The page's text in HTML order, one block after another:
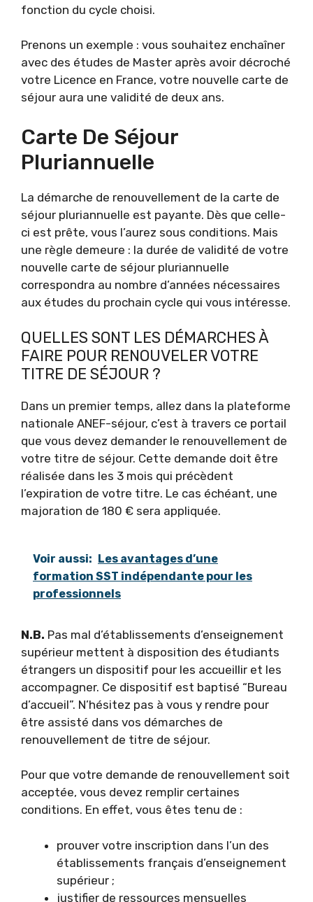
fonction du cycle choisi.
Prenons un exemple : vous souhaitez enchaîner
avec des études de Master après avoir décroché
votre Licence en France, votre nouvelle carte de
séjour aura une validité de deux ans.
Carte De Séjour
Pluriannuelle
La démarche de renouvellement de la carte de
séjour pluriannuelle est payante. Dès que celle-
ci est prête, vous l’aurez sous conditions. Mais
une règle demeure : la durée de validité de votre
nouvelle carte de séjour pluriannuelle
correspondra au nombre d’années nécessaires
aux études du prochain cycle qui vous intéresse.
QUELLES SONT LES DÉMARCHES À
FAIRE POUR RENOUVELER VOTRE
TITRE DE SÉJOUR ?
Dans un premier temps, allez dans la plateforme
nationale ANEF-séjour, c’est à travers ce portail
que vous devez demander le renouvellement de
votre titre de séjour. Cette demande doit être
réalisée dans les 3 mois qui précèdent
l’expiration de votre titre. Le cas échéant, une
majoration de 180 € sera appliquée.
Voir aussi: Les avantages d’une
formation SST indépendante pour les
professionnels
N.B. Pas mal d’établissements d’enseignement
supérieur mettent à disposition des étudiants
étrangers un dispositif pour les accueillir et les
accompagner. Ce dispositif est baptisé “Bureau
d’accueil”. N’hésitez pas à vous y rendre pour
être assisté dans vos démarches de
renouvellement de titre de séjour.
Pour que votre demande de renouvellement soit
acceptée, vous devez remplir certaines
conditions. En effet, vous êtes tenu de :
prouver votre inscription dans l’un des
établissements français d’enseignement
supérieur ;
justifier de ressources mensuelles